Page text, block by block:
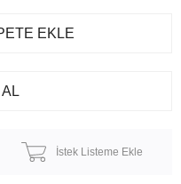
İstek Listeme Ekle